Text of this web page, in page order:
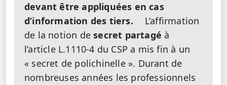
devant être appliquées en cas
d’information des tiers.
L’affirmation
de la notion de secret partagé à
l’article L.1110-4 du CSP a mis fin à un
« secret de polichinelle ». Durant de
nombreuses années les professionnels